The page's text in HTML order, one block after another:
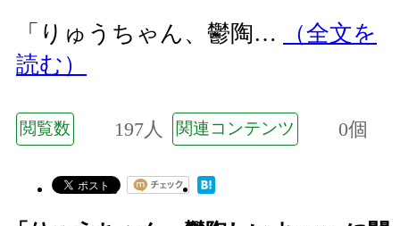
「りゅうちゃん、鬱陶…
（全文を
読む）
閲覧数 197人 関連コンテンツ 0個